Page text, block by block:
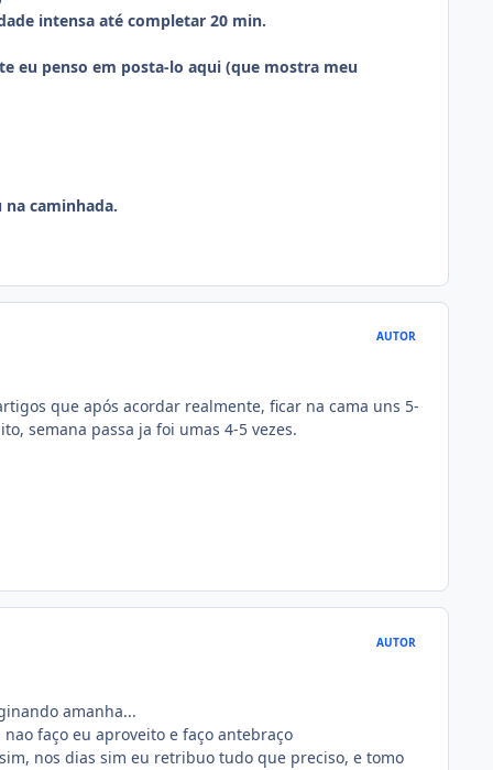
intensa até completar 20 min.
eu penso em posta-lo aqui (que mostra meu
na caminhada.
AUTOR
que após acordar realmente, ficar na cama uns 5-
semana passa ja foi umas 4-5 vezes.
AUTOR
amanha...
faço eu aproveito e faço antebraço
nos dias sim eu retribuo tudo que preciso, e tomo